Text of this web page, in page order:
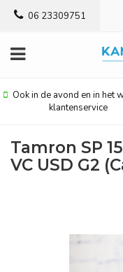
06 23309751
Ook in de avond en in het
klantenservice
Tamron SP
VC USD G2